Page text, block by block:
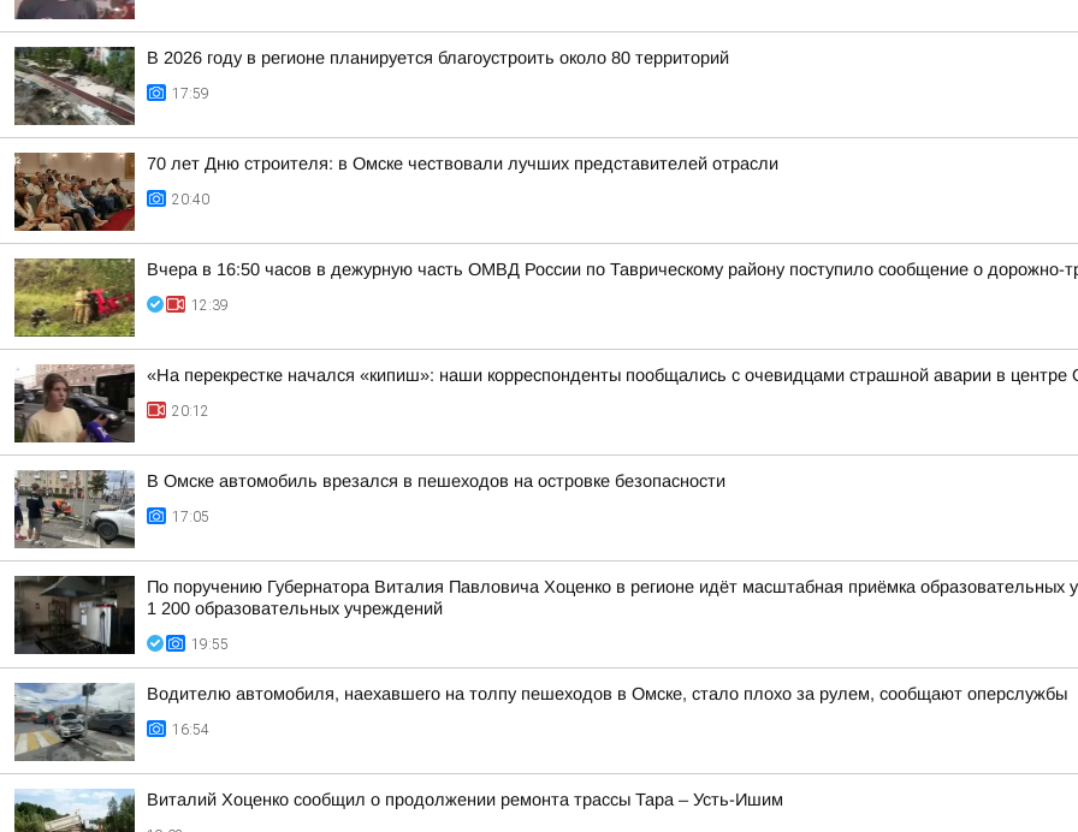
В 2026 году в регионе планируется благоустроить около 80 территорий
17:59
70 лет Дню строителя: в Омске чествовали лучших представителей отрасли
20:40
Вчера в 16:50 часов в дежурную часть ОМВД России по Таврическому району поступило сообщение о дорожно-
12:39
«На перекрестке начался «кипиш»: наши корреспонденты пообщались с очевидцами страшной аварии в центре
20:12
В Омске автомобиль врезался в пешеходов на островке безопасности
17:05
По поручению Губернатора Виталия Павловича Хоценко в регионе идёт масштабная приёмка
1 200 образовательных учреждений
19:55
Водителю автомобиля, наехавшего на толпу пешеходов в Омске, стало плохо за рулем, сообщают оперслужбы
16:54
Виталий Хоценко сообщил о продолжении ремонта трассы Тара – Усть-Ишим